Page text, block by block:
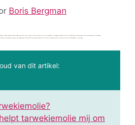
Boris Bergman
van dit artikel:
tarwekiemolie mij om